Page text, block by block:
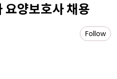
양보호사 채용
Follow